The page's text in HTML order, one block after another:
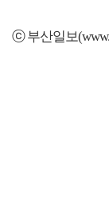
ⓒ 부산일보